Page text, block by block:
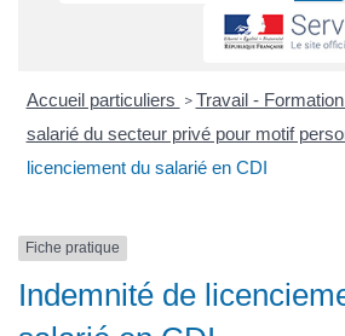
Accueil particuliers > Travail - Formation
salarié du secteur privé pour motif
licenciement du salarié en CDI
Fiche pratique
Indemnité de